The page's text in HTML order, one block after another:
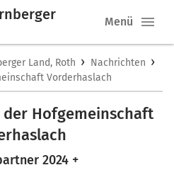
Menü
Land, Roth › Nachrichten ›
Vorderhaslach
Hofgemeinschaft
2024 +